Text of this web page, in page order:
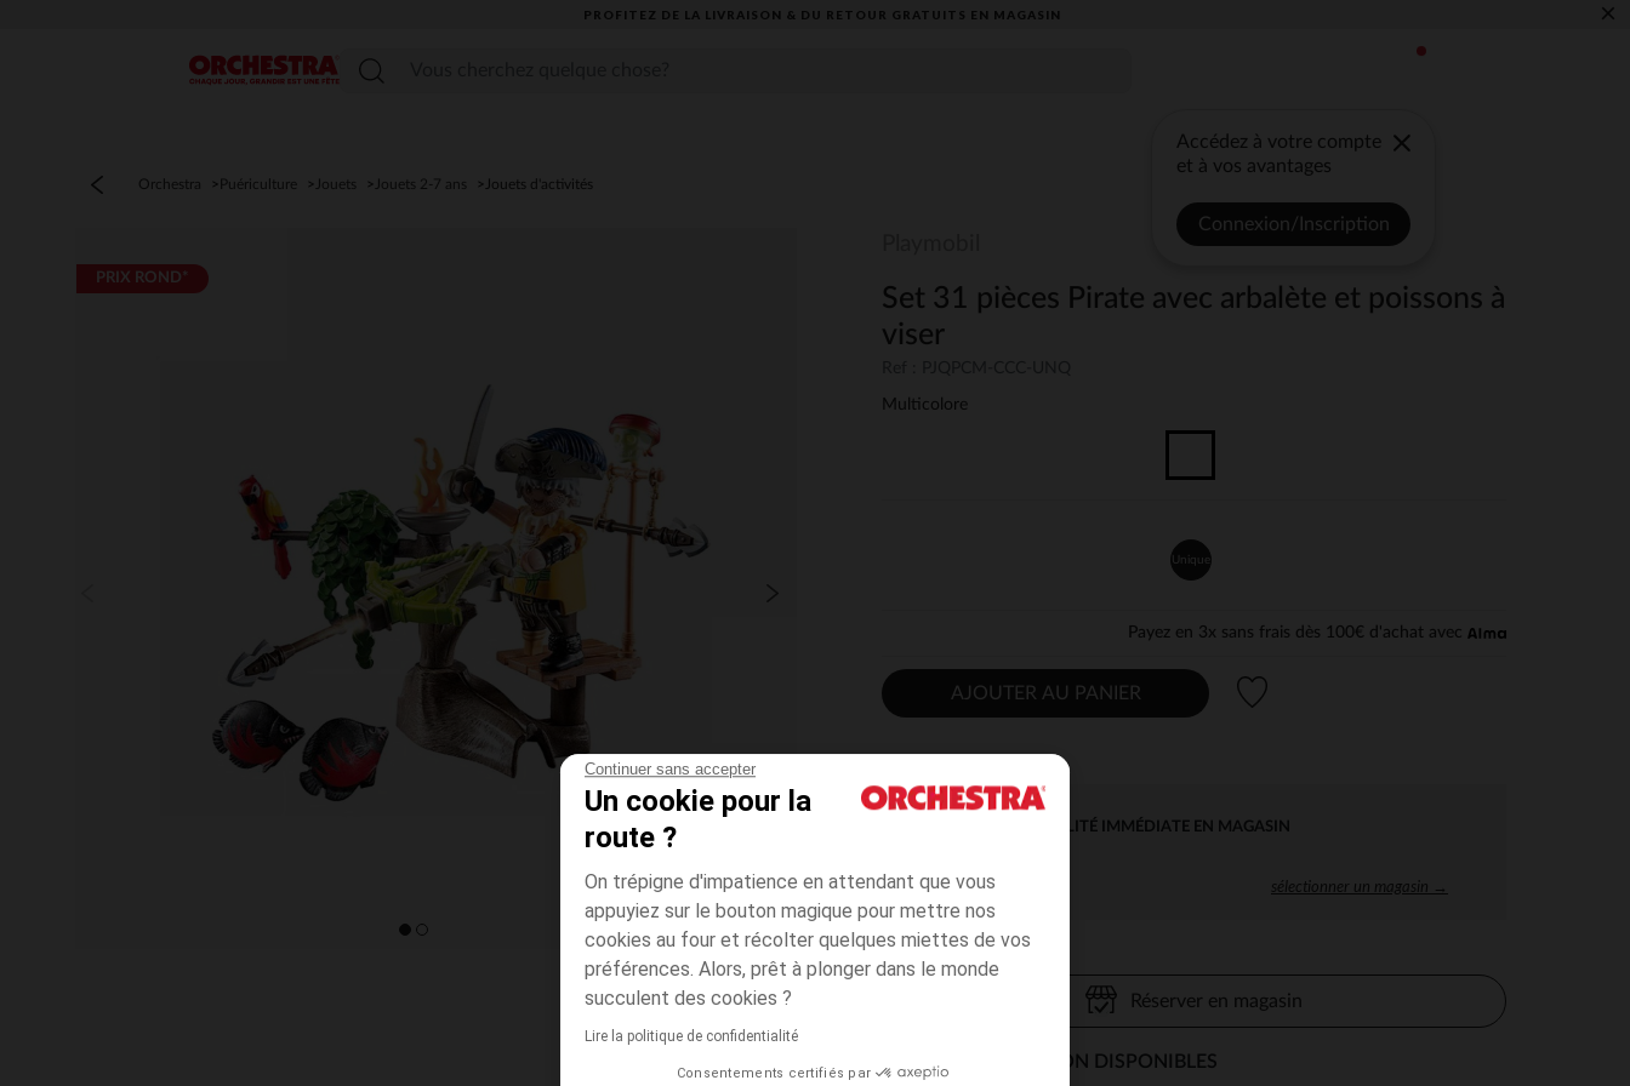
Continuer sans accepter
Un cookie pour la
route ?
On trépigne d'impatience en attendant que vous
appuyiez sur le bouton magique pour mettre nos
cookies au four et récolter quelques miettes de vos
préférences. Alors, prêt à plonger dans le monde
succulent des cookies ?
Lire la politique de confidentialité
Consentements certifiés par
PROFITEZ DE LA LIVRAISON & DU RETOUR GRATUITS EN MAGASIN​ ×
Menu
Accédez à votre compte
et à vos avantages
Connexion/Inscription
Orchestra Puériculture Jouets Jouets 2-7 ans Jouets d'activités
PRIX ROND*
Set 31 pièces Pirate avec arbalète et poissons à
viser
Multicolore
Unique
Payez en 3x sans frais dès 100€ d'achat avec
AJOUTER AU PANIER
DISPONIBILITÉ IMMÉDIATE EN MAGASIN
sélectionner un magasin →
Réserver en magasin
MODES DE LIVRAISON DISPONIBLES